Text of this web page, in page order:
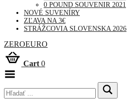
0 POUND SOUVENIR 2021
NOVÉ SUVENÍRY
ZĽAVA NA 3€
STRÁŽCOVIA SLOVENSKA 2026
ZEROEURO
Cart 0